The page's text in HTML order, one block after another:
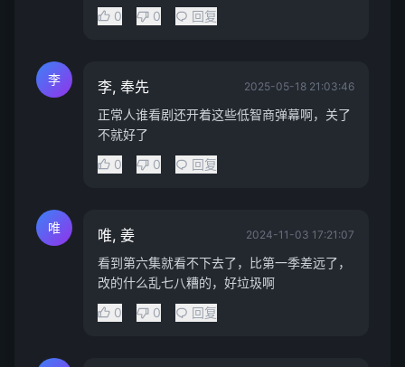
0
0 回复
李 李, 奉先 2025-05-18 21:03:46
正常人谁看剧还开着这些低智商弹幕啊，关了
不就好了
0
0 回复
唯 唯, 姜 2024-11-03 17:21:07
看到第六集就看不下去了，比第一季差远了，
改的什么乱七八糟的，好垃圾啊
0
0 回复